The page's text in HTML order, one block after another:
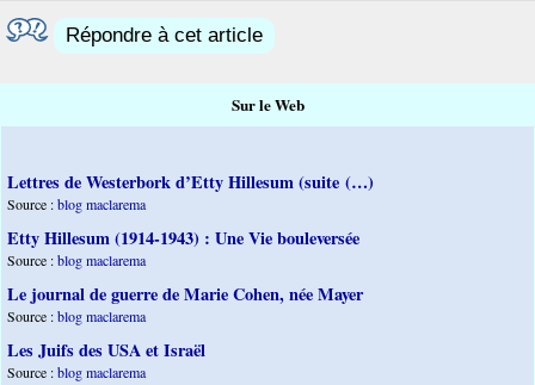
Répondre à cet article
Sur le Web
Lettres de Westerbork d’Etty Hillesum (suite (…)
Source :blog maclarema
Etty Hillesum (1914-1943) : Une Vie bouleversée
Source :blog maclarema
Le journal de guerre de Marie Cohen, née Mayer
Source :blog maclarema
Les Juifs des USA et Israël
Source :blog maclarema